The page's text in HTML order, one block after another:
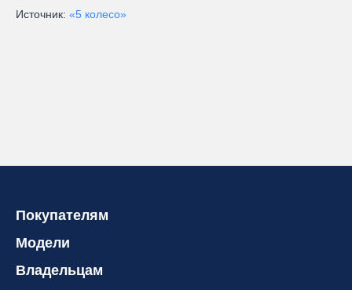
Источник: «5 колесо»
Покупателям
Модели
Владельцам